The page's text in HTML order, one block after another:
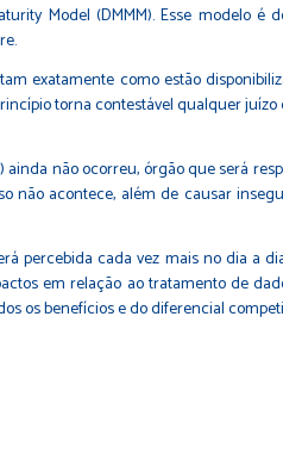
Model (DMMM). Esse modelo é
exatamente como estão
torna contestável qualquer
não ocorreu, órgão que será
não acontece, além de causar
percebida cada vez mais no dia a
em relação ao tratamento de
os benefícios e do diferencial